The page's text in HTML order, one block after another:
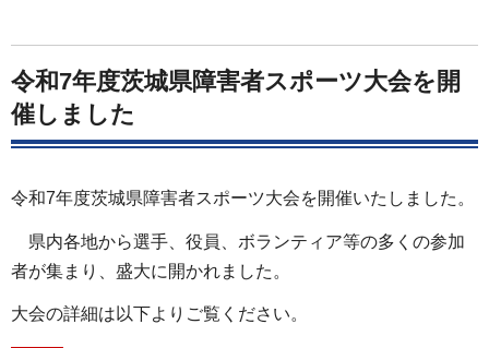
令和7年度茨城県障害者スポーツ大会を開
催しました
令和7年度茨城県障害者スポーツ大会を開催いたしました。
県内各地から選手、役員、ボランティア等の多くの参加
者が集まり、盛大に開かれました。
大会の詳細は以下よりご覧ください。